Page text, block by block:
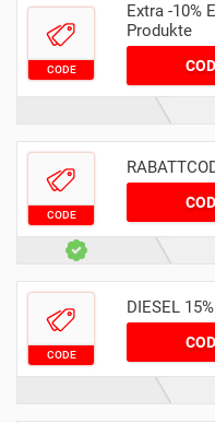
CODE
Extra -10%
Produkte
CODE
CODE
DIESEL